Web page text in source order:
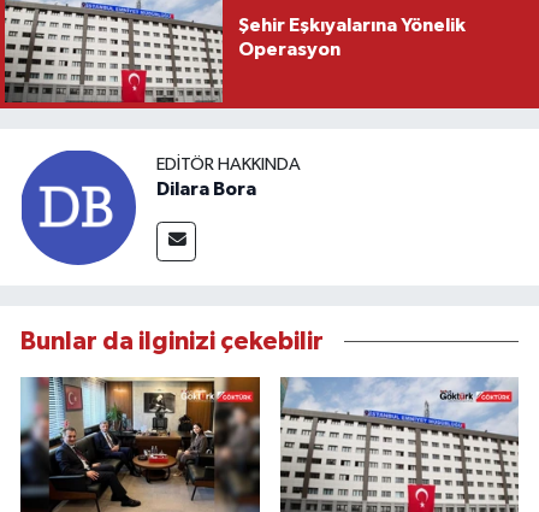
Şehir Eşkıyalarına Yönelik
Operasyon
EDITÖR HAKKINDA
Dilara Bora
Bunlar da ilginizi çekebilir